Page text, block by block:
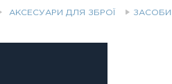
АКСЕСУАРИ ДЛЯ ЗБРОЇ ЗАСОБИ